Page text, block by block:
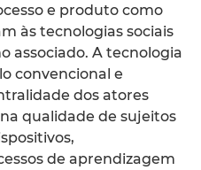
e produto como
às tecnologias sociais
associado. A tecnologia
convencional e
dos atores
qualidade de sujeitos
de aprendizagem